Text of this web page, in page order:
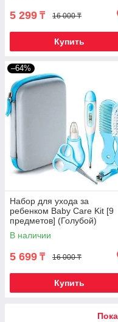
5 299 ₸ 16 000 ₸
Купить
–64%
Набор для ухода за
ребенком Baby Care Kit [9
предметов] (Голубой)
В наличии
5 699 ₸ 16 000 ₸
Купить